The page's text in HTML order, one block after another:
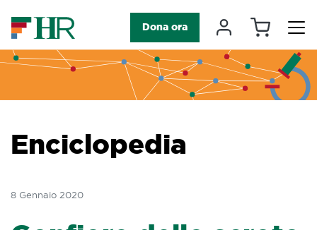
Navigazione principale
Dona ora Il mioCarrello
Enciclopedia
8 Gennaio 2020